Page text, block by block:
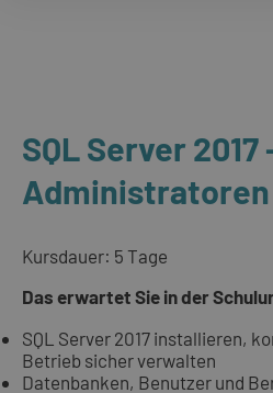
SQL Server
Administratoren
Kursdauer: 5 Tage
Das erwartet Sie in der
SQL Server 2017 installieren,
Betrieb sicher verwalten
Datenbanken, Benutzer und